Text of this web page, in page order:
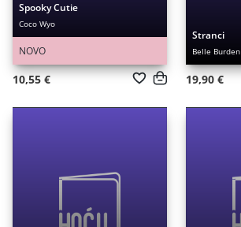
Spooky Cutie
Coco Wyo
NOVO
10,55 €
Stranci
Belle Burden
19,90 €